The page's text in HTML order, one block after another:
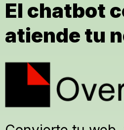
El chatbot
atiende tu